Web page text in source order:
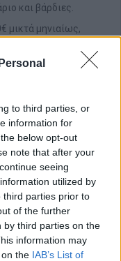
to third parties, or
information for
below opt-out
note that after your
seeing
utilized by
third parties prior to
of the further
by third parties on the
information may
the IAB’s List of
και βάρδιες.
μικτά μηνιαίως,
η Ελληνική
110€ μικτά
για την προσαύξηση
01/01/2024 όπου και
αφού ο
ημερολογιακό μήνα